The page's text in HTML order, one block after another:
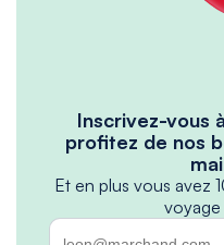
Inscrivez-vous
profitez de nos
Et en plus vous avez
voyage